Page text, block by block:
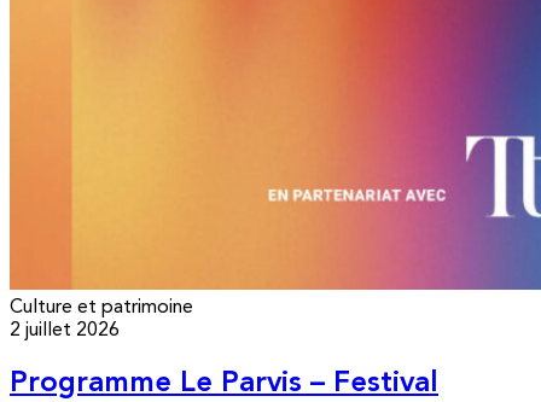
Culture et patrimoine
2 juillet 2026
Programme Le Parvis – Festival